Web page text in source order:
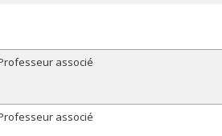
associé
associé